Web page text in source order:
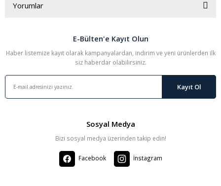
Yorumlar
Bu ürüne ilk yorumu siz yapın!
Yorum Yaz
E-Bülten'e Kayıt Olun
Haber listemize kayıt olarak kampanyalardan, indirim ve yeni ürünlerden ilk
siz haberdar olabilirsiniz.
Kayıt Ol
Sosyal Medya
Bizi sosyal medya üzerinden takip edin!
Facebook İnstagram